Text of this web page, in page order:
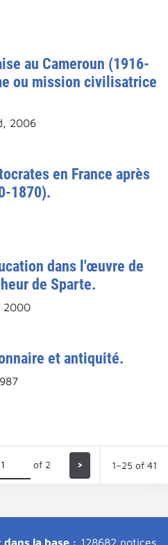
au Cameroun (1916-
ou mission civilisatrice
2006
en France après
1870).
dans l'œuvre de
de Sparte.
2000
et antiquité.
of 2 > 1–25 of 41
la base : 128682 notices